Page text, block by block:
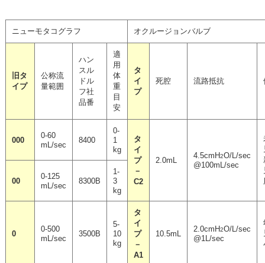
ニューモタコグラフ オクルージョンバルブ
旧タ
イプ
公称流
量範囲
ハン
スル
ドル
フ社
品番
適
用
体
重
目
安
タ
イ
プ
死腔 流路抵抗
000
0-60
mL/sec
8400
0-
1
kg
タ
イ
プ
－
C2
2.0mL
4.5cmH2O/L/sec
@100mL/sec
00
0-125
mL/sec
8300B
1-
3
kg
0
0-500
mL/sec
3500B
5-
10
kg
タ
イ
プ
－
A1
10.5mL
2.0cmH2O/L/sec
@1L/sec